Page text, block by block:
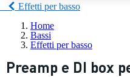
Effetti per basso
Home
Bassi
Effetti per basso
Preamp e DI box